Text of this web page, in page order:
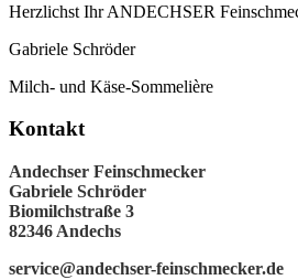
Herzlichst Ihr ANDECHSER
Gabriele Schröder
Milch- und Käse-Sommelière
Kontakt
Andechser Feinschmecker
Gabriele Schröder
Biomilchstraße 3
82346 Andechs
service@andechser-feinschmecker.de